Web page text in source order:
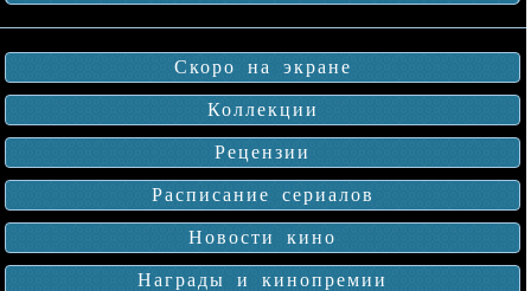
Скоро на экране
Коллекции
Рецензии
Расписание сериалов
Новости кино
Награды и кинопремии